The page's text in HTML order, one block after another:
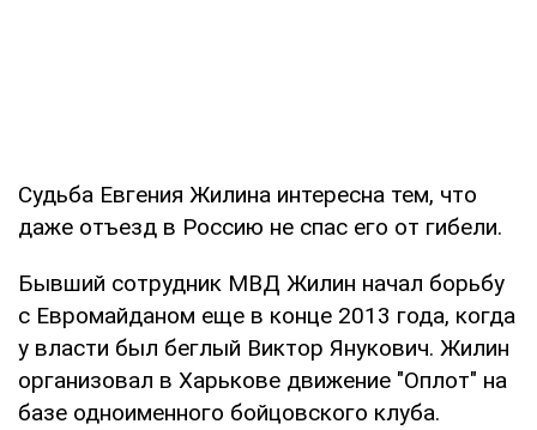
Судьба Евгения Жилина интересна тем, что
даже отъезд в Россию не спас его от гибели.
Бывший сотрудник МВД Жилин начал борьбу
с Евромайданом еще в конце 2013 года, когда
у власти был беглый Виктор Янукович. Жилин
организовал в Харькове движение "Оплот" на
базе одноименного бойцовского клуба.